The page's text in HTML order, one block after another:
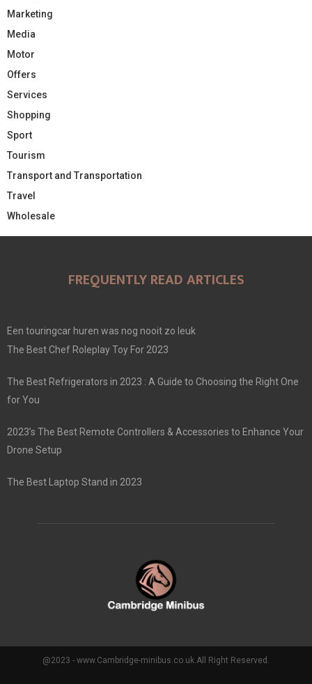
Marketing
Media
Motor
Offers
Services
Shopping
Sport
Tourism
Transport and Transportation
Travel
Wholesale
FREQUENTLY READ ARTICLES
Een touringcar huren was nog nooit zo leuk
The Best Chef Roleplay Toy For 2023
The Best Refrigerators in 2023 : A Guide to Choosing the Right One
for You
2023’s The Best Remote Controllers & Accessories to Enhance Your
Drone Setup
The Best Laptop Stand in 2023
@2023 - www.Cambridge-minibus.co.uk.All Right Reserved.